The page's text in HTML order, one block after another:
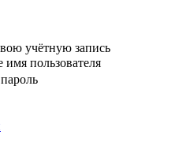
учётную запись
пользователя